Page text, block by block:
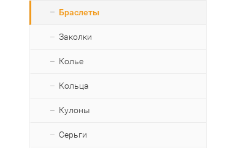
Браслеты
Заколки
Колье
Кольца
Кулоны
Серьги